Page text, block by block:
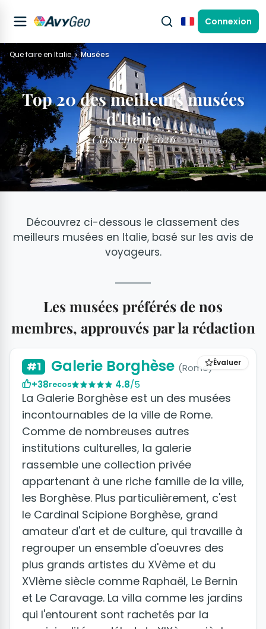
FrançaisConnexion
Que faire en Italie Musées
Top 20 des meilleurs musées
d'Italie
Classement 2026
Découvrez ci-dessous le classement des
meilleurs musées en Italie, basé sur les avis de
voyageurs.
Les musées préférés de nos
membres, approuvés par la rédaction
Évaluer
#1 Galerie Borghèse (Rome)
+38recos 4.8/5
La Galerie Borghèse est un des musées
incontournables de la ville de Rome.
Comme de nombreuses autres
institutions culturelles, la galerie
rassemble une collection privée
appartenant à une riche famille de la ville,
les Borghèse. Plus particulièrement, c'est
le Cardinal Scipione Borghèse, grand
amateur d'art et de culture, qui travaille à
regrouper un ensemble d'oeuvres des
plus grands artistes du XVème et du
XVIème siècle comme Raphaël, Le Bernin
et Le Caravage. La villa comme les jardins
qui l'entourent sont rachetés par la